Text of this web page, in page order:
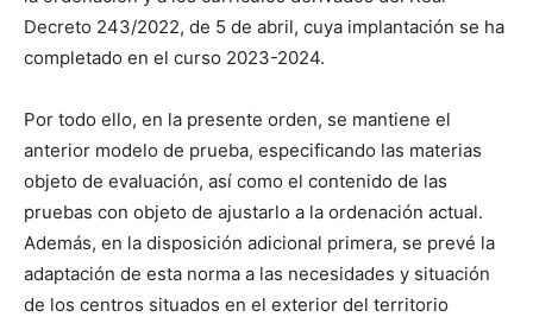
Decreto 243/2022, de 5 de abril, cuya implantación se ha
completado en el curso 2023-2024.
Por todo ello, en la presente orden, se mantiene el
anterior modelo de prueba, especificando las materias
objeto de evaluación, así como el contenido de las
pruebas con objeto de ajustarlo a la ordenación actual.
Además, en la disposición adicional primera, se prevé la
adaptación de esta norma a las necesidades y situación
de los centros situados en el exterior del territorio